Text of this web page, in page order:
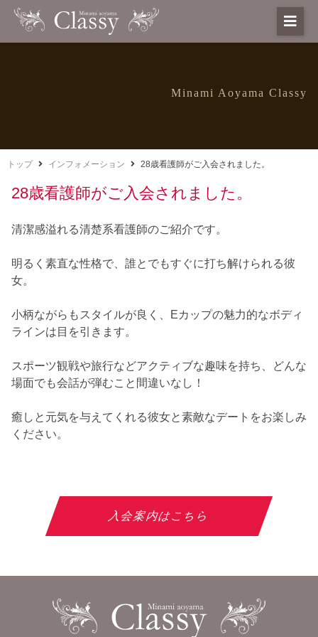
Minami Aoyama Classy
トップ インフォメーション 28歳看護師がご入会されました。
28歳看護師がご入会されました。
清潔感溢れる清楚系看護師のご紹介です。
明るく素直な性格で、誰とでもすぐに打ち解けられる彼
女。
小柄ながらもスタイルが良く、Eカップの魅力的なボディ
ラインは目を引きます。
スポーツ観戦や旅行などアクティブな趣味を持ち、どんな
場面でも会話が弾むこと間違いなし！
癒しと元気を与えてくれる彼女と素敵なデートをお楽しみ
ください。
入会案内はこちら